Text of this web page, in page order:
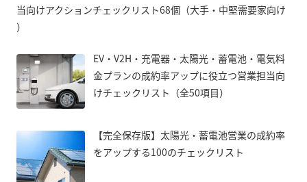
当向けアクションチェックリスト68個（大手・中堅需要家向け
）
EV・V2H・充電器・太陽光・蓄電池・電気料
金プランの成約率アップに役立つ営業担当向
けチェックリスト（全50項目）
【完全保存版】太陽光・蓄電池営業の成約率
をアップする100のチェックリスト